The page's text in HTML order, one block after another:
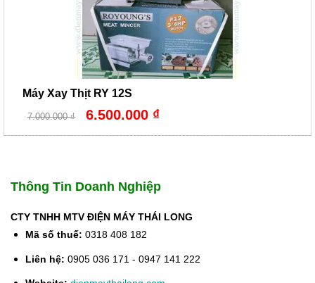
Máy Xay Thịt RY 12S
7.000.000₫
Giá
gốc
7.000.000 ₫.
6.500.000 ₫Giá
hiện
là:
Thông Tin Doanh Nghiệp
CTY TNHH MTV ĐIỆN MÁY THÁI LONG
Mã số thuế: 0318 408 182
Liên hệ: 0905 036 171 - 0947 141 222